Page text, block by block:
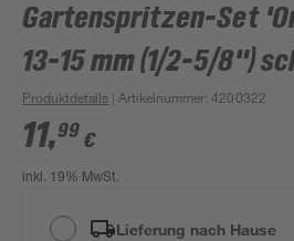
Gartenspritzen-Set
13-15 mm (1/2-5/8")
Produktdetails | Artikelnummer:4200322
11,99 €
inkl. 19% MwSt.
Lieferung nach Hause